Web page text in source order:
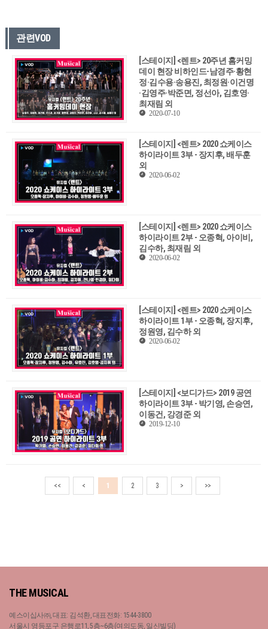
관련VOD
[스테이지] <렌트> 20주년 홈커밍
데이 현장 비하인드-남경주·황현
정·김수용·송용진, 최정원·이건명
·김영주·박준면, 정선아, 김호영·
최재림 외
2020-07-10
[스테이지] <렌트> 2020 쇼케이스
하이라이트 3부 - 장지후, 배두훈
외
2020-06-02
[스테이지] <렌트> 2020 쇼케이스
하이라이트 2부 - 오종혁, 아이비,
김수하, 최재림 외
2020-06-02
[스테이지] <렌트> 2020 쇼케이스
하이라이트 1부 - 오종혁, 장지후,
정원영, 김수하 외
2020-06-02
[스테이지] <보디가드> 2019 공연
하이라이트 3부 - 박기영, 손승연,
이동건, 강경준 외
2019-12-10
<< < 1 2 3 > >>
THE MUSICAL
예스이십사㈜, 대표: 김석환, 대표전화: 1544-3800
서울시 영등포구 은행로11, 5층~6층(여의도동, 일신빌딩)